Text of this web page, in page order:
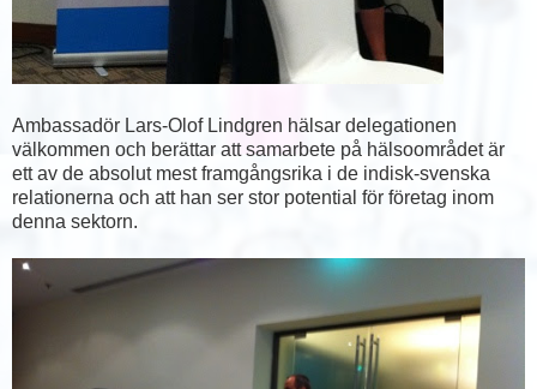
Ambassadör Lars-Olof Lindgren hälsar delegationen
välkommen och berättar att samarbete på hälsoområdet är
ett av de absolut mest framgångsrika i de indisk-svenska
relationerna och att han ser stor potential för företag inom
denna sektorn.